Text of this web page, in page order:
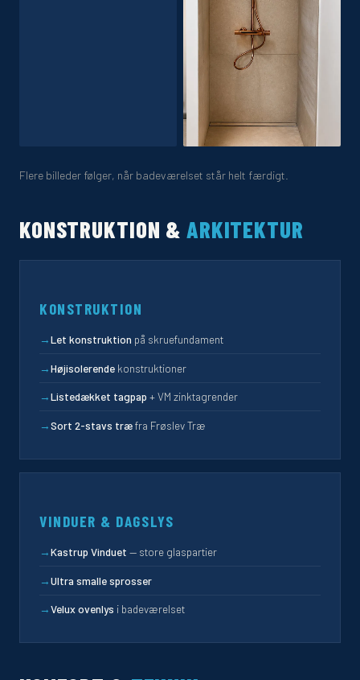
Flere billeder følger, når badeværelset står helt færdigt.
KONSTRUKTION & ARKITEKTUR
KONSTRUKTION
→Let konstruktion på skruefundament
→Højisolerende konstruktioner
→Listedækket tagpap + VM zinktagrender
→Sort 2-stavs træfra Frøslev Træ
VINDUER & DAGSLYS
→Kastrup Vinduet — store glaspartier
→Ultra smalle sprosser
→Velux ovenlys i badeværelset